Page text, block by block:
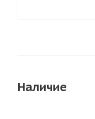
Наличие